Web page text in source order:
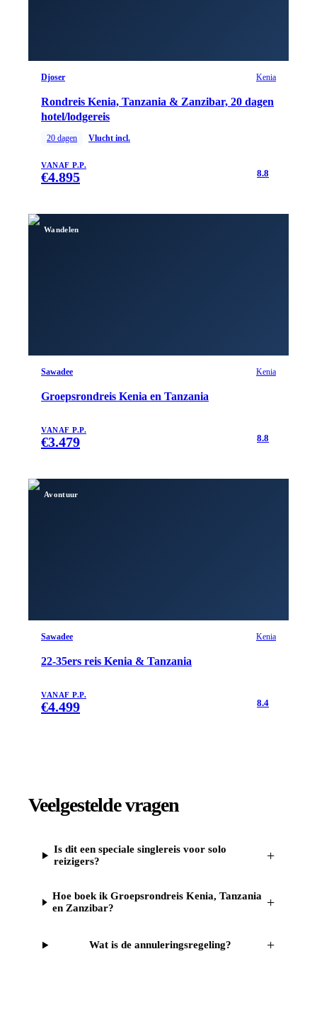
Djoser Kenia
Rondreis Kenia, Tanzania & Zanzibar, 20 dagen
hotel/lodgereis
20 dagen Vlucht incl.
VANAF P.P.
€4.895 8.8
Wandelen
Sawadee Kenia
Groepsrondreis Kenia en Tanzania
VANAF P.P.
€3.479 8.8
Avontuur
Sawadee Kenia
22-35ers reis Kenia & Tanzania
VANAF P.P.
€4.499 8.4
Veelgestelde vragen
Is dit een speciale singlereis voor solo
reizigers?
+
Hoe boek ik Groepsrondreis Kenia, Tanzania
en Zanzibar?
+
Wat is de annuleringsregeling? +